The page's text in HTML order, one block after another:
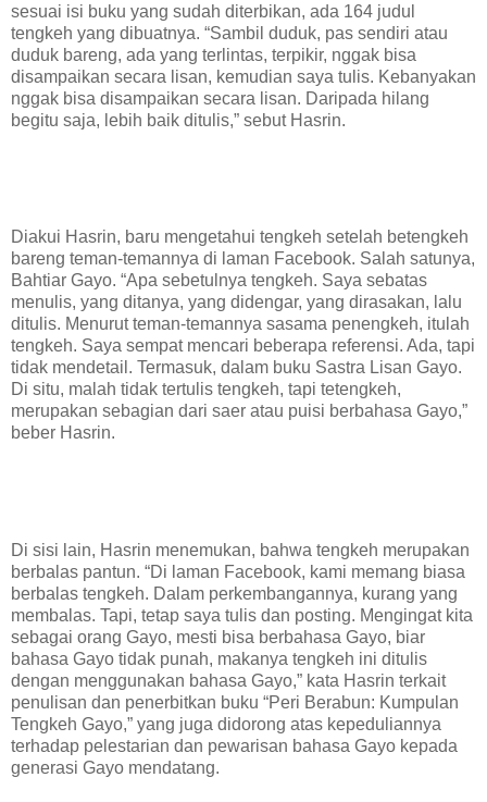
sesuai isi buku yang sudah diterbikan, ada 164 judul
tengkeh yang dibuatnya. “Sambil duduk, pas sendiri atau
duduk bareng, ada yang terlintas, terpikir, nggak bisa
disampaikan secara lisan, kemudian saya tulis. Kebanyakan
nggak bisa disampaikan secara lisan. Daripada hilang
begitu saja, lebih baik ditulis,” sebut Hasrin.
Diakui Hasrin, baru mengetahui tengkeh setelah betengkeh
bareng teman-temannya di laman Facebook. Salah satunya,
Bahtiar Gayo. “Apa sebetulnya tengkeh. Saya sebatas
menulis, yang ditanya, yang didengar, yang dirasakan, lalu
ditulis. Menurut teman-temannya sasama penengkeh, itulah
tengkeh. Saya sempat mencari beberapa referensi. Ada, tapi
tidak mendetail. Termasuk, dalam buku Sastra Lisan Gayo.
Di situ, malah tidak tertulis tengkeh, tapi tetengkeh,
merupakan sebagian dari saer atau puisi berbahasa Gayo,”
beber Hasrin.
Di sisi lain, Hasrin menemukan, bahwa tengkeh merupakan
berbalas pantun. “Di laman Facebook, kami memang biasa
berbalas tengkeh. Dalam perkembangannya, kurang yang
membalas. Tapi, tetap saya tulis dan posting. Mengingat kita
sebagai orang Gayo, mesti bisa berbahasa Gayo, biar
bahasa Gayo tidak punah, makanya tengkeh ini ditulis
dengan menggunakan bahasa Gayo,” kata Hasrin terkait
penulisan dan penerbitkan buku “Peri Berabun: Kumpulan
Tengkeh Gayo,” yang juga didorong atas kepeduliannya
terhadap pelestarian dan pewarisan bahasa Gayo kepada
generasi Gayo mendatang.